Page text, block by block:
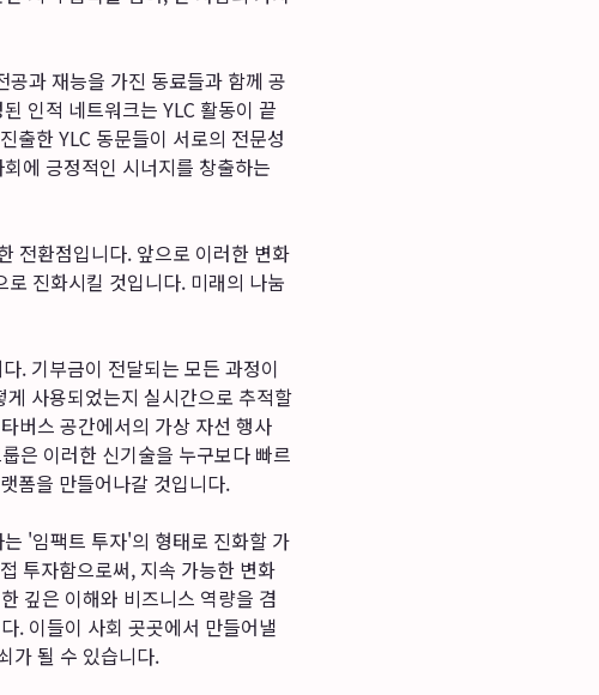
과 재능을 가진 동료들과 함께 공
인적 네트워크는 YLC 활동이 끝
출한 YLC 동문들이 서로의 전문성
에 긍정적인 시너지를 창출하는
전환점입니다. 앞으로 이러한 변화
진화시킬 것입니다. 미래의 나눔
. 기부금이 전달되는 모든 과정이
사용되었는지 실시간으로 추적할
버스 공간에서의 가상 자선 행사
은 이러한 신기술을 누구보다 빠르
폼을 만들어나갈 것입니다.
'임팩트 투자'의 형태로 진화할 가
투자함으로써, 지속 가능한 변화
깊은 이해와 비즈니스 역량을 겸
. 이들이 사회 곳곳에서 만들어낼
가 될 수 있습니다.